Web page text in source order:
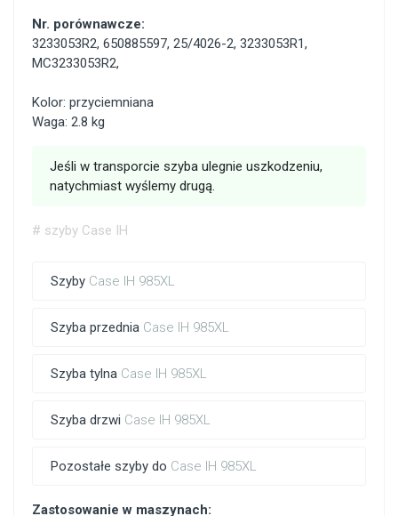
Szyby Case IH 985XL
Szyba przednia Case IH 985XL
Szyba tylna Case IH 985XL
Szyba drzwi Case IH 985XL
Pozostałe szyby do Case IH 985XL
Nr. porównawcze:
3233053R2, 650885597, 25/4026-2, 3233053R1,
MC3233053R2,
Kolor: przyciemniana
Waga: 2.8 kg
Jeśli w transporcie szyba ulegnie uszkodzeniu,
natychmiast wyślemy drugą.
# szyby Case IH
Zastosowanie w maszynach: